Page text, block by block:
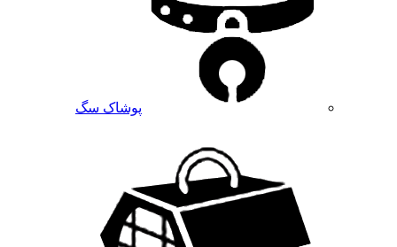
پوشاک سگ